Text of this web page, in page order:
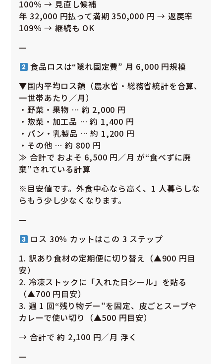
100％ → 見直し候補
年 32,000 円払って満期 350,000 円 → 返戻率
109％ → 継続も OK
—
食品ロスは“隠れ固定費” 月 6,000 円規模
▼国内平均ロス額（農水省・総務省統計を合算、
一世帯あたり／月）
・野菜・果物 … 約 2,000 円
・惣菜・加工品 … 約 1,400 円
・パン・乳製品 … 約 1,200 円
・その他 … 約 800 円
≫ 合計で およそ 6,500 円／月 が“食べずに廃
棄”されている計算
※目安値です。外食中心なら高く、1 人暮らしな
らもう少し少なくなります。
—
ロス 30％ カットはこの 3 ステップ
1. 訳あり食材の定期便に切り替え（▲900 円目
安）
2. 冷凍ストックに「入れた日シール」を貼る
（▲700 円目安）
3. 週 1 回“残り物デー”を固定、皮ごとスープや
カレーで使い切り（▲500 円目安）
→ 合計で 約 2,100 円／月 浮く
—